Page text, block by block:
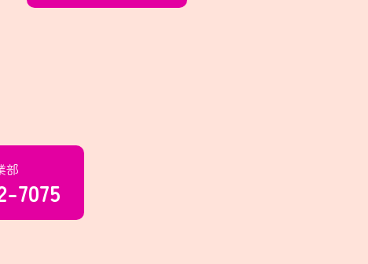
部
7075